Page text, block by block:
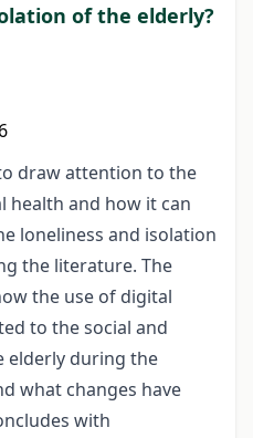
of the elderly?
draw attention to the
health and how it can
loneliness and isolation
the literature. The
the use of digital
to the social and
elderly during the
what changes have
with